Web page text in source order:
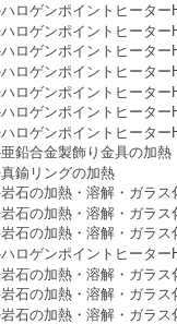
ハロゲンポイントヒータ
ハロゲンポイントヒータ
ハロゲンポイントヒータ
ハロゲンポイントヒータ
ハロゲンポイントヒータ
ハロゲンポイントヒータ
ハロゲンポイントヒータ
亜鉛合金製飾り金具の加熱
真鍮リングの加熱
岩石の加熱・溶解・ガラ
岩石の加熱・溶解・ガラ
岩石の加熱・溶解・ガラ
ハロゲンポイントヒータ
岩石の加熱・溶解・ガラ
岩石の加熱・溶解・ガラ
岩石の加熱・溶解・ガラ